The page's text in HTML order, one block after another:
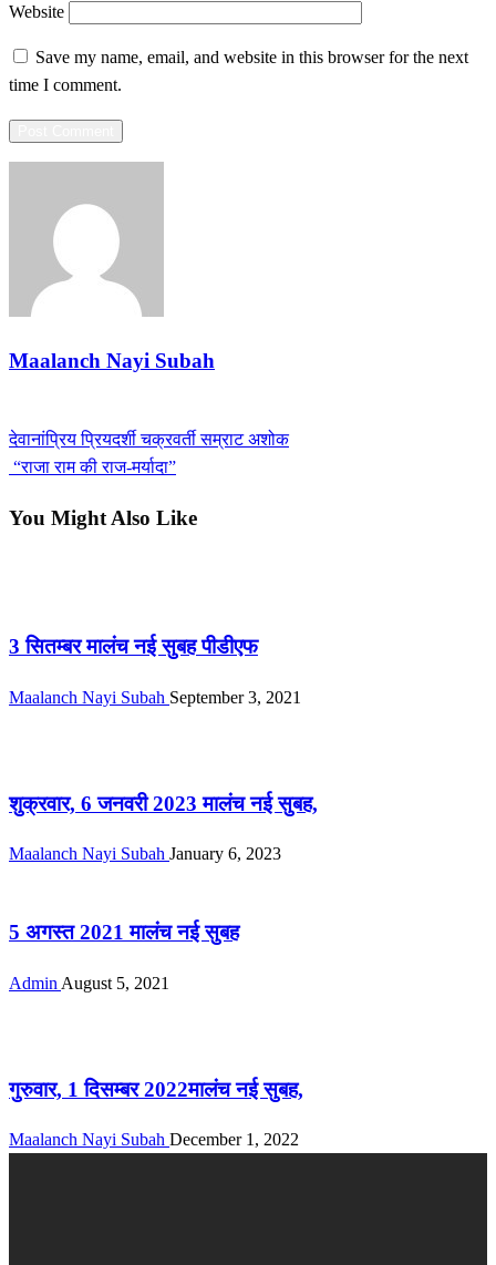
Website
Save my name, email, and website in this browser for the next
time I comment.
Maalanch Nayi Subah
Post
Previous
Post
देवानांप्रिय प्रियदर्शी चक्रवर्ती सम्राट अशोक
Next
“राजा राम की राज-मर्यादा”
You Might Also Like
3 सितम्बर मालंच नई सुबह पीडीएफ
Maalanch Nayi Subah September 3, 2021
शुक्रवार, 6 जनवरी 2023 मालंच नई सुबह,
Maalanch Nayi Subah January 6, 2023
5 अगस्त 2021 मालंच नई सुबह
Admin August 5, 2021
गुरुवार, 1 दिसम्बर 2022मालंच नई सुबह,
Maalanch Nayi Subah December 1, 2022